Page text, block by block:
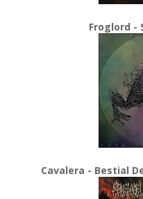
Froglord -
Cavalera - Bestial